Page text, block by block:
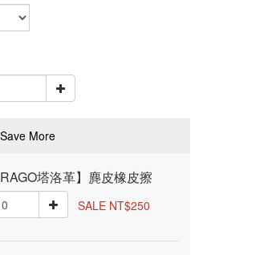
More
塔洛革】麂皮橡皮擦
SALE NT$250